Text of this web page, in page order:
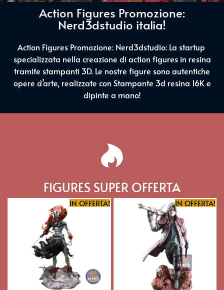
Action Figures Promozione:
Nerd3dstudio italia!
Action Figures Promozione: Nerd3dstudio: La startup
specializzata nella creazione di action figures in resina
tramite stampanti 3D. Le nostre figure sono autentiche
opere d’arte, realizzate con Stampante 3d resina 16K e
dipinte a mano!
FIGURES SUPER OFFERTA
IN OFFERTA! IN OFFERTA!